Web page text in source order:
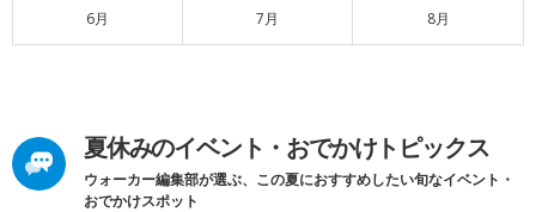
6月 7月 8月
夏休みのイベント・おでかけトピックス
ウォーカー編集部が選ぶ、この夏におすすめしたい旬なイベント・
おでかけスポット